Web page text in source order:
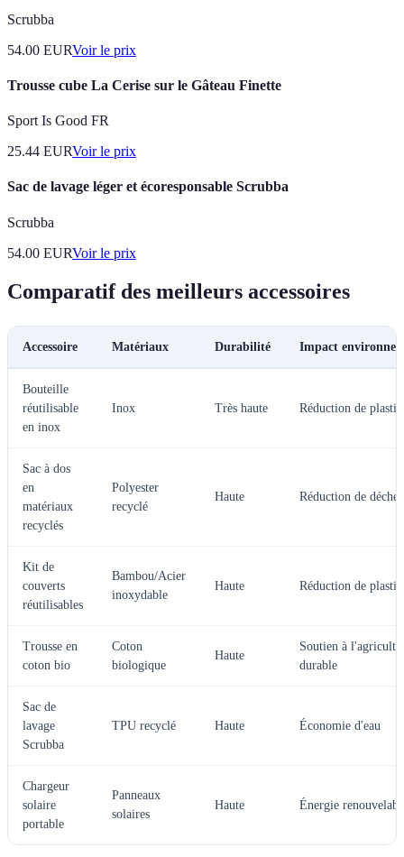
Scrubba
54.00 EURVoir le prix
Trousse cube La Cerise sur le Gâteau Finette
Sport Is Good FR
25.44 EURVoir le prix
Sac de lavage léger et écoresponsable Scrubba
Scrubba
54.00 EURVoir le prix
Comparatif des meilleurs accessoires
Accessoire Matériaux Durabilité Impact
Bouteille
réutilisable
en inox
Inox Très haute Réduction de
Sac à dos
en
matériaux
recyclés
Polyester
recyclé
Haute Réduction de
Kit de
couverts
réutilisables
Bambou/Acier
inoxydable
Haute Réduction de
Trousse en
coton bio
Coton
biologique
Haute
Soutien à
durable
Sac de
lavage
Scrubba
TPU recyclé Haute Économie d'eau
Chargeur
solaire
portable
Panneaux
solaires
Haute Énergie